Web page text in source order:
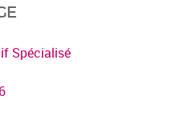
Spécialisé